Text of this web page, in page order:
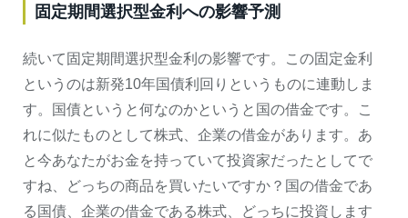
固定期間選択型金利への影響予測
続いて固定期間選択型金利の影響です。この固定金利
というのは新発10年国債利回りというものに連動しま
す。国債というと何なのかというと国の借金です。こ
れに似たものとして株式、企業の借金があります。あ
と今あなたがお金を持っていて投資家だったとしてで
すね、どっちの商品を買いたいですか？国の借金であ
る国債、企業の借金である株式、どっちに投資します